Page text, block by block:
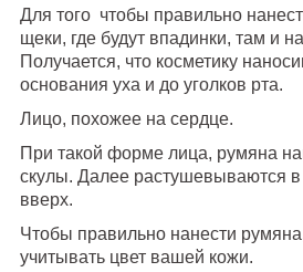
Для того чтобы правильно
щеки, где будут впадинки, там и
Получается, что косметику
основания уха и до уголков рта.
Лицо, похожее на сердце.
При такой форме лица, румяна
скулы. Далее растушевываются
вверх.
Чтобы правильно нанести
учитывать цвет вашей кожи.